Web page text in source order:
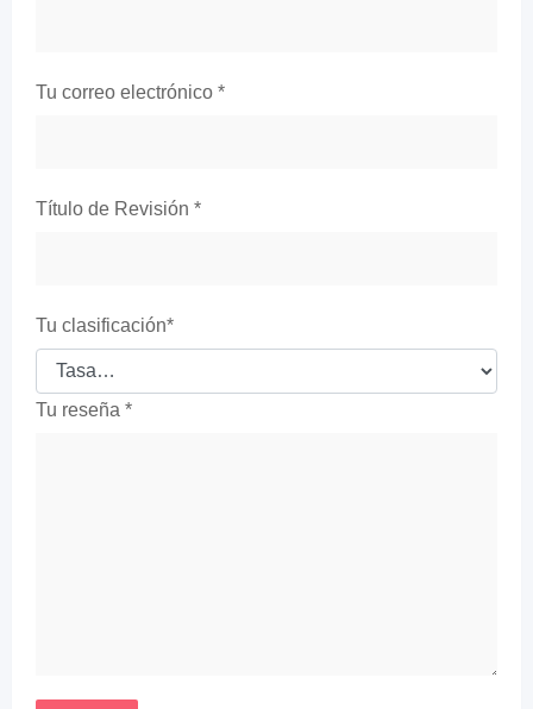
Tu correo electrónico *
Título de Revisión *
Tu clasificación*
Tu reseña *